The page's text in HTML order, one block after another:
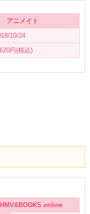
アニメイト
10/24
円(税込)
HMV&BOOKS online